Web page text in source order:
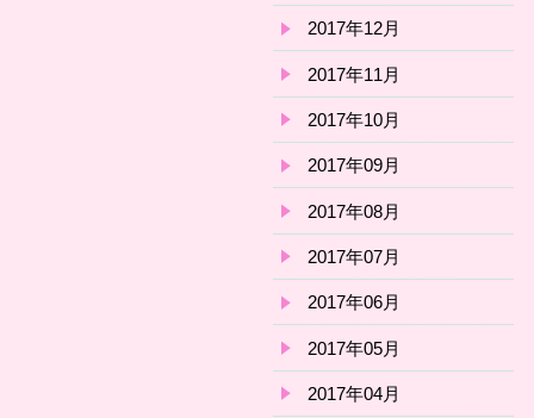
2017年12月
2017年11月
2017年10月
2017年09月
2017年08月
2017年07月
2017年06月
2017年05月
2017年04月